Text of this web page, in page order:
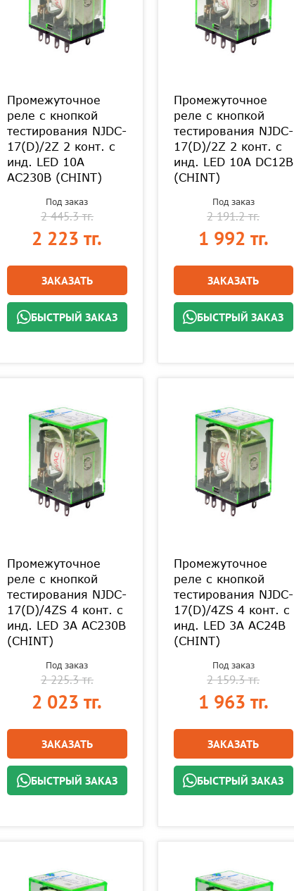
Промежуточное
реле с кнопкой
тестирования NJDC-
17(D)/2Z 2 конт. с
инд. LED 10А
AC230В (CHINT)
Под заказ
2 445.3 тг.
2 223 тг.
ЗАКАЗАТЬ
БЫСТРЫЙ ЗАКАЗ
Промежуточное
реле с кнопкой
тестирования NJDC-
17(D)/2Z 2 конт. с
инд. LED 10А DC12В
(CHINT)
Под заказ
2 191.2 тг.
1 992 тг.
ЗАКАЗАТЬ
БЫСТРЫЙ ЗАКАЗ
Промежуточное
реле с кнопкой
тестирования NJDC-
17(D)/4ZS 4 конт. с
инд. LED 3А AC230В
(CHINT)
Под заказ
2 225.3 тг.
2 023 тг.
ЗАКАЗАТЬ
БЫСТРЫЙ ЗАКАЗ
Промежуточное
реле с кнопкой
тестирования NJDC-
17(D)/4ZS 4 конт. с
инд. LED 3А AC24В
(CHINT)
Под заказ
2 159.3 тг.
1 963 тг.
ЗАКАЗАТЬ
БЫСТРЫЙ ЗАКАЗ